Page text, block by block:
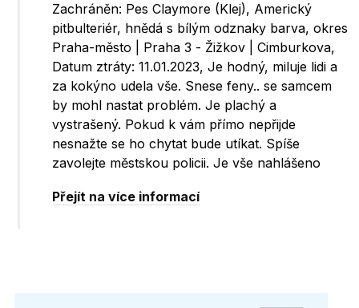
Zachráněn: Pes Claymore (Klej), Americký
pitbulteriér, hnědá s bílým odznaky barva, okres
Praha-město | Praha 3 - Žižkov | Cimburkova,
Datum ztráty: 11.01.2023, Je hodný, miluje lidi a
za kokýno udela vše. Snese feny.. se samcem
by mohl nastat problém. Je plachý a
vystrašený. Pokud k vám přímo nepřijde
nesnažte se ho chytat bude utíkat. Spíše
zavolejte městskou policii. Je vše nahlášeno
Přejít na více informací